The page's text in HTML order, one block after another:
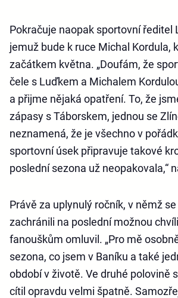
Pokračuje naopak sportovní ředitel
jemuž bude k ruce Michal Kordula,
začátkem května. „Doufám, že
čele s Luďkem a Michalem
a přijme nějaká opatření. To, že
zápasy s Táborskem, jednou se
neznamená, že je všechno v
sportovní úsek připravuje takové
poslední sezona už neopakovala,“
Právě za uplynulý ročník, v němž
zachránili na poslední možnou
fanouškům omluvil. „Pro mě
sezona, co jsem v Baníku a také
období v životě. Ve druhé polovině
cítil opravdu velmi špatně.